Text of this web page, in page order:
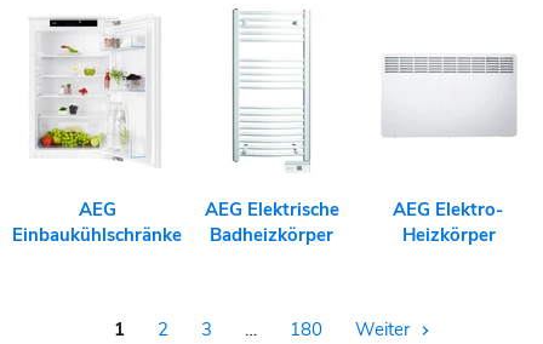
AEG
Einbaukühlschränke
AEG Elektrische
Badheizkörper
AEG Elektro-
Heizkörper
1 2 3 … 180 Weiter